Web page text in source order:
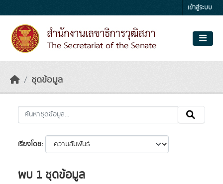
เข้าสู่ระบบ
ชุดข้อมูล
เรียงโดย
พบ 1 ชุดข้อมูล